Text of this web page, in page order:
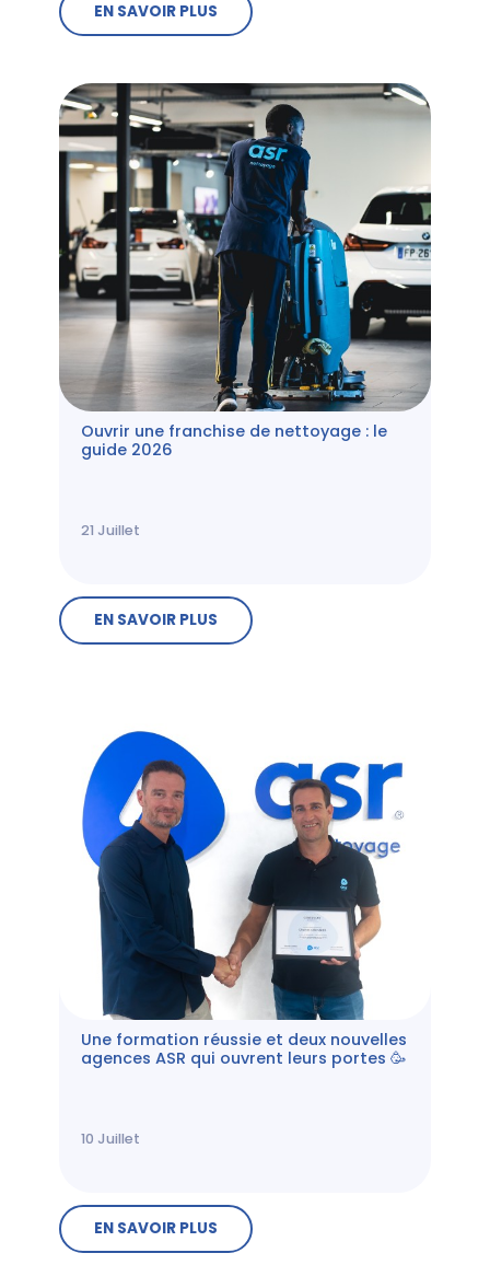
EN SAVOIR PLUS
Ouvrir une franchise de nettoyage : le
guide 2026
21 Juillet
EN SAVOIR PLUS
Une formation réussie et deux nouvelles
agences ASR qui ouvrent leurs portes 🥳
10 Juillet
EN SAVOIR PLUS